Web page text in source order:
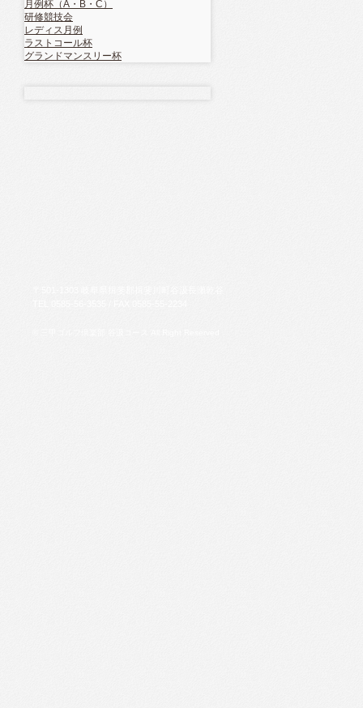
月例杯（A・B・C）
研修競技会
レディス月例
ラストコール杯
グランドマンスリー杯